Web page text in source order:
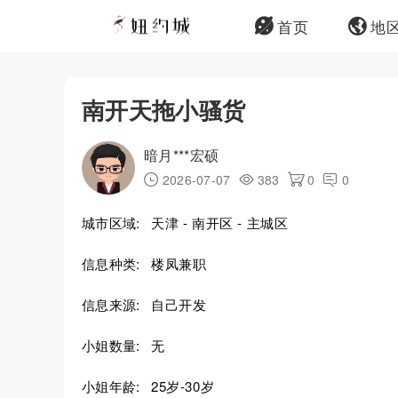
首页 地
南开天拖小骚货
暗月***宏硕
2026-07-07 383 0 0
城市区域: 天津 - 南开区 - 主城区
信息种类: 楼凤兼职
信息来源: 自己开发
小姐数量: 无
小姐年龄: 25岁-30岁